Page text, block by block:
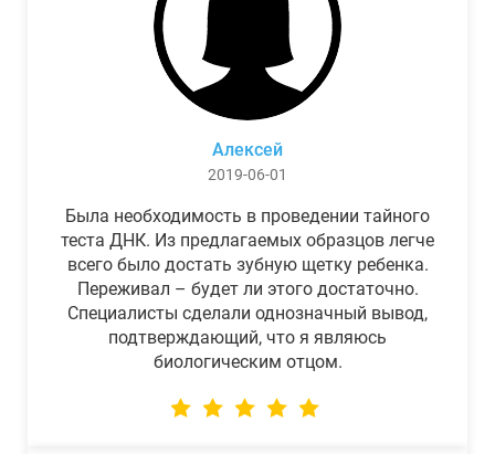
Алексей
2019-06-01
Была необходимость в проведении тайного
теста ДНК. Из предлагаемых образцов легче
всего было достать зубную щетку ребенка.
Переживал – будет ли этого достаточно.
Специалисты сделали однозначный вывод,
подтверждающий, что я являюсь
биологическим отцом.